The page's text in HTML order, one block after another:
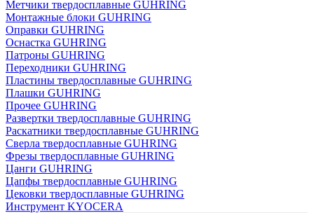
Метчики твердосплавные GUHRING
Монтажные блоки GUHRING
Оправки GUHRING
Оснастка GUHRING
Патроны GUHRING
Переходники GUHRING
Пластины твердосплавные GUHRING
Плашки GUHRING
Прочее GUHRING
Развертки твердосплавные GUHRING
Раскатники твердосплавные GUHRING
Сверла твердосплавные GUHRING
Фрезы твердосплавные GUHRING
Цанги GUHRING
Цапфы твердосплавные GUHRING
Цековки твердосплавные GUHRING
Инструмент KYOCERA